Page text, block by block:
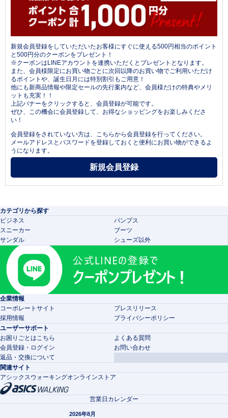
新規会員登録をしていただいたお客様にすぐに使える500円相当のポイント
と500円分のクーポンをプレゼント！
※クーポンはLINEアカウントを連携いただくとプレゼントとなります。
また、会員様限定にお買い物ごとに次回以降のお買い物でご利用いただけ
るポイントや、誕生日月には特別割引もご用意！
他にも新商品情報や限定セールの先行案内など、会員様だけの特典やメリ
ットも充実！！
上記バナーをクリックすると、会員登録が可能です。
ぜひ、この機会に会員登録して、お得なショッピングをお楽しみくださ
い！
会員登録をされていない方は、こちらから会員登録を行ってください。
メールアドレスとパスワードを登録しておくと便利にお買い物ができるよ
うになります。
カテゴリから探す
ビジネス
パンプス
スニーカー
ブーツ
サンダル
シューズ以外
企業情報
コーポレートサイト
プレスリリース
採用情報
プライバシーポリシー
ユーザーサポート
お困りごとはこちら
よくある質問
会員登録・ログイン
お問い合わせ
返品・交換について
関連サイト
アシックスウォーキングオンラインストア
営業日カレンダー
2026年8月